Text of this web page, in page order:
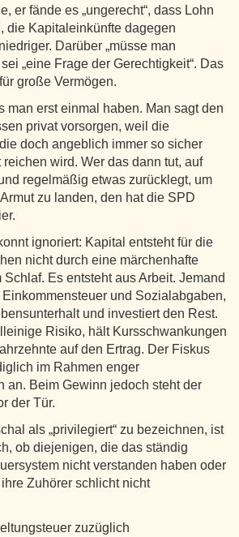
er fände es „ungerecht“, dass Lohn
die Kapitaleinkünfte dagegen
Darüber „müsse man
„eine Frage der Gerechtigkeit“. Das
große Vermögen.
man erst einmal haben. Man sagt den
privat vorsorgen, weil die
doch angeblich immer so sicher
wird. Wer das dann tut, auf
regelmäßig etwas zurücklegt, um
zu landen, den hat die SPD
ignoriert: Kapital entsteht für die
nicht durch eine märchenhafte
Es entsteht aus Arbeit. Jemand
und Sozialabgaben,
und investiert den Rest.
Risiko, hält Kursschwankungen
auf den Ertrag. Der Fiskus
im Rahmen enger
an. Beim Gewinn jedoch steht der
der Tür.
als „privilegiert“ zu bezeichnen, ist
ob diejenigen, die das ständig
nicht verstanden haben oder
Zuhörer schlicht nicht
zuzüglich